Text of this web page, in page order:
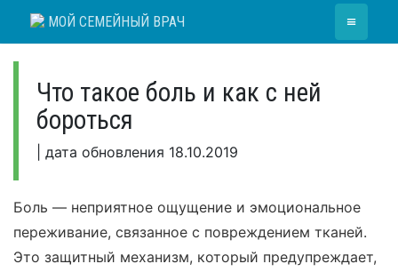
МОЙ СЕМЕЙНЫЙ ВРАЧ ≡
Что такое боль и как с ней
бороться
дата обновления 18.10.2019
Боль — неприятное ощущение и эмоциональное
переживание, связанное с повреждением тканей.
Это защитный механизм, который предупреждает,